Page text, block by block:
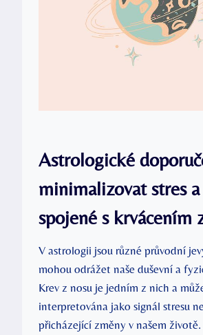
Astrologické
minimalizovat stres
spojené s krvácením
V astrologii jsou různé průvodní
mohou odrážet naše duševní a
Krev z nosu je jedním z nich a
interpretována jako signál stresu
přicházející změny v našem